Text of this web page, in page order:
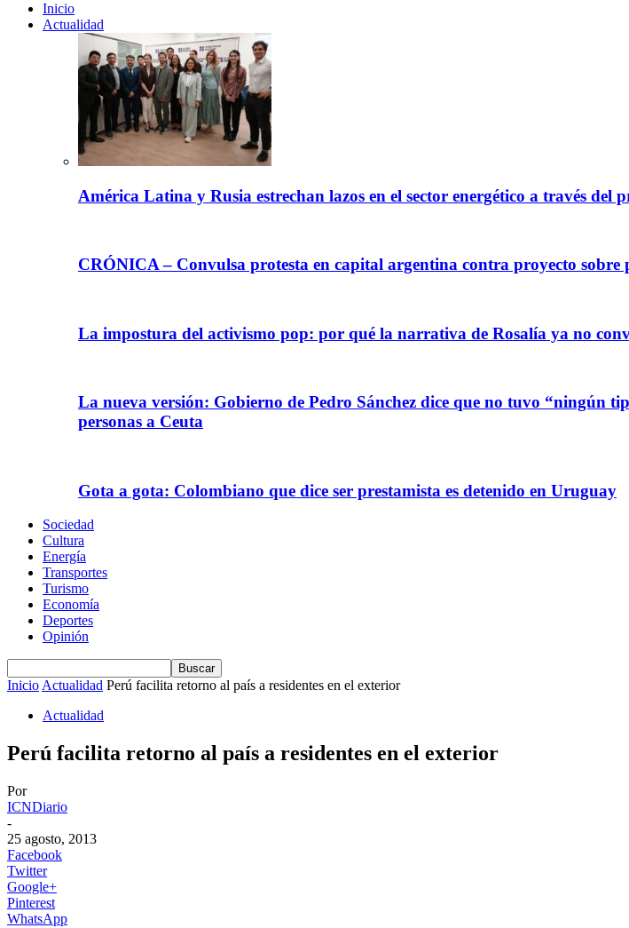
Inicio
Actualidad
América Latina y Rusia estrechan lazos en el sector energético a través
CRÓNICA – Convulsa protesta en capital argentina contra proyecto
La impostura del activismo pop: por qué la narrativa de Rosalía ya no
La nueva versión: Gobierno de Pedro Sánchez dice que no tuvo “ningún
personas a Ceuta
Gota a gota: Colombiano que dice ser prestamista es detenido en Uruguay
Sociedad
Cultura
Energía
Transportes
Turismo
Economía
Deportes
Opinión
InicioActualidad Perú facilita retorno al país a residentes en el exterior
Actualidad
Perú facilita retorno al país a residentes en el exterior
Por
ICNDiario
-
25 agosto, 2013
Facebook
Twitter
Google+
Pinterest
WhatsApp